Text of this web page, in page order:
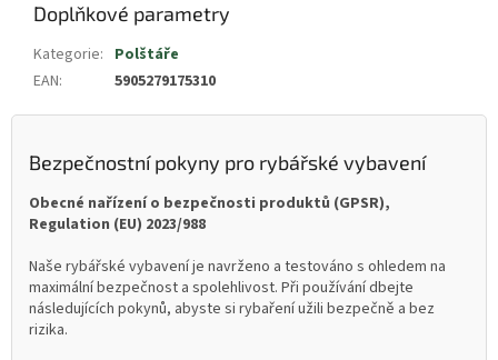
Doplňkové parametry
Kategorie: Polštáře
EAN: 5905279175310
Bezpečnostní pokyny pro rybářské vybavení
Obecné nařízení o bezpečnosti produktů (GPSR),
Regulation (EU) 2023/988
Naše rybářské vybavení je navrženo a testováno s ohledem na
maximální bezpečnost a spolehlivost. Při používání dbejte
následujících pokynů, abyste si rybaření užili bezpečně a bez
rizika.